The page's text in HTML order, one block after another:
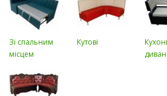
Зі спальним
місцем
Кутові